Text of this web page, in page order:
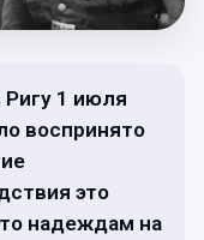
1 июля
воспринято
это
надеждам на